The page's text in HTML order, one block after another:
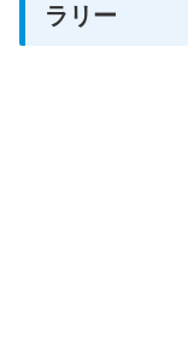
ラリー